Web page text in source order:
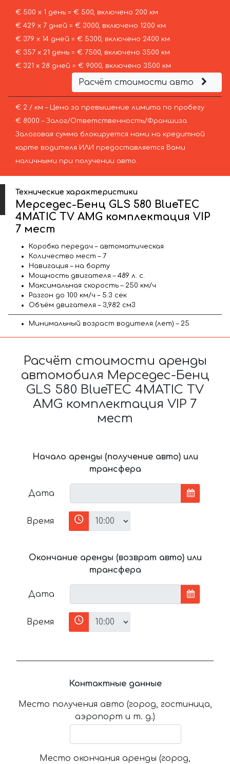
€ 500 х 1 день = € 500, включено 200 км
€ 429 х 7 дней = € 3000, включено 1200 км
€ 379 х 14 дней = € 5300, включено 2400 км
€ 357 х 21 день = € 7500, включено 3500 км
€ 321 х 28 дней = € 9000, включено 3500 км
Расчёт стоимости авто
€ 2 / км – Цена за превышение лимита по пробегу
€ 8000 – Залог/Ответственность/Франшиза.
Залоговая сумма блокируется нами на кредитной
карте водителя ИЛИ предоставляется Вами
наличными при получении авто.
Технические характеристики
Мерседес-Бенц GLS 580 BlueTEC
4MATIC TV AMG комплектация VIP
7 мест
Коробка передач – автоматическая
Количество мест – 7
Навигация – на борту
Мощность двигателя – 489 л. с.
Максимальная скорость – 250 км/ч
Разгон до 100 км/ч – 5.3 сек
Объём двигателя – 3,982 см3
Минимальный возраст водителя (лет) – 25
Расчёт стоимости аренды
автомобиля Мерседес-Бенц
GLS 580 BlueTEC 4MATIC TV
AMG комплектация VIP 7
мест
Начало аренды (получение авто) или
трансфера
Дата
Время
Окончание аренды (возврат авто) или
трансфера
Дата
Время
Контактные данные
Место получения авто (город, гостиница,
аэропорт и т. д.)
Место окончания аренды (город,